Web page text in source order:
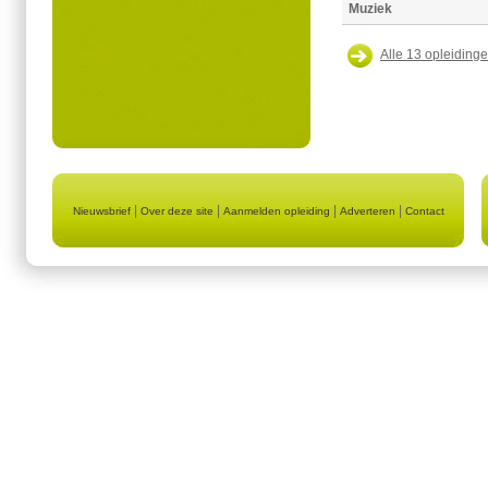
Muziek
Alle 13
Nieuwsbrief| Over deze site Aanmelden opleiding Adverteren Contact